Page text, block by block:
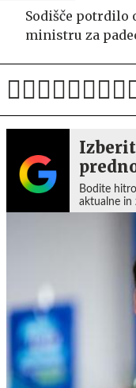
Sodišče potrdilo
ministru za
Bodite
aktualne in